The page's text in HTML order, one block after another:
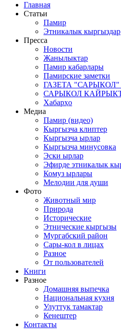
Главная
Статьи
Памир
Этникалык кыргыздар
Пресса
Новости
Жанылыктар
Памир кабарлары
Памирские заметки
ГАЗЕТА "САРЫКОЛ"
САРЫКОЛ
Хабарҳо
Медиа
Памир (видео)
Кыргызча клиптер
Кыргызча ырлар
Кыргызча минусовка
Эски ырлар
Эфирде этникалык
Комуз ырлары
Мелодии для души
Фото
Животный мир
Природа
Исторические
Этнические кыргызы
Мургабский район
Сары-кол в лицах
Разное
От пользователей
Книги
Разное
Домашняя выпечка
Национальная кухня
Улуттук тамактар
Кенештер
Контакты